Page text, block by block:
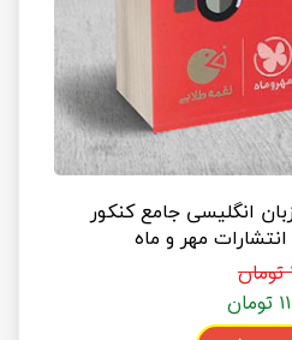
انگلیسی جامع کنکور
مهر و ماه